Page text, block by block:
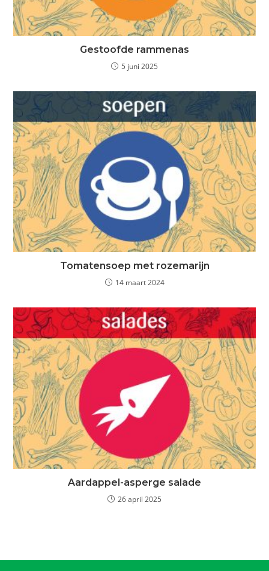
Gestoofde rammenas
5 juni 2025
Tomatensoep met rozemarijn
14 maart 2024
Aardappel-asperge salade
26 april 2025